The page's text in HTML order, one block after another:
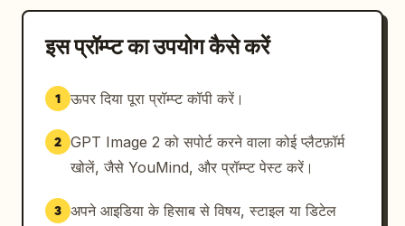
इस प्रॉम्प्ट का उपयोग कैसे करें
1 ऊपर दिया पूरा प्रॉम्प्ट कॉपी करें।
2 GPT Image 2 को सपोर्ट करने वाला कोई प्लैटफ़ॉर्म
खोलें, जैसे YouMind, और प्रॉम्प्ट पेस्ट करें।
3 अपने आइडिया के हिसाब से विषय, स्टाइल या डिटेल